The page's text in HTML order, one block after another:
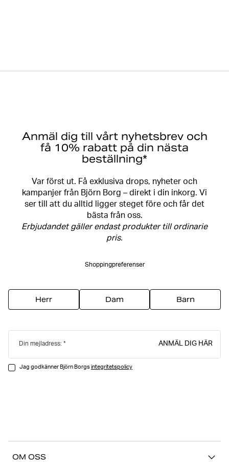
Anmäl dig till vårt nyhetsbrev och
få 10% rabatt på din nästa
beställning*
Var först ut. Få exklusiva drops, nyheter och
kampanjer från Björn Borg – direkt i din inkorg. Vi
ser till att du alltid ligger steget före och får det
bästa från oss.
Erbjudandet gäller endast produkter till ordinarie
pris.
Shoppingpreferenser
Herr Dam Barn
Din mejladress: ANMÄL DIG HÄR
Jag godkänner Björn Borgsintegritetspolicy
OM OSS